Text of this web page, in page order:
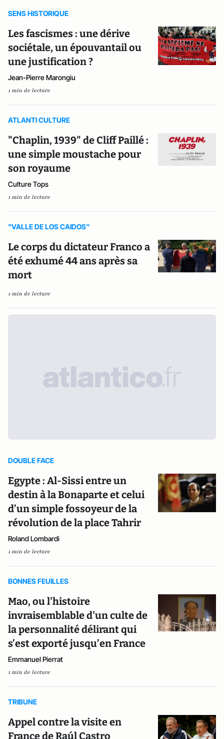
SENS HISTORIQUE
Les fascismes : une dérive
sociétale, un épouvantail ou
une justification ?
Jean-Pierre Marongiu
1 min de lecture
ATLANTI CULTURE
"Chaplin, 1939" de Cliff Paillé :
une simple moustache pour
son royaume
Culture Tops
1 min de lecture
"VALLE DE LOS CAIDOS"
Le corps du dictateur Franco a
été exhumé 44 ans après sa
mort
1 min de lecture
DOUBLE FACE
Egypte : Al-Sissi entre un
destin à la Bonaparte et celui
d’un simple fossoyeur de la
révolution de la place Tahrir
Roland Lombardi
1 min de lecture
BONNES FEUILLES
Mao, ou l'histoire
invraisemblable d'un culte de
la personnalité délirant qui
s’est exporté jusqu’en France
Emmanuel Pierrat
1 min de lecture
TRIBUNE
Appel contre la visite en
France de Raúl Castro